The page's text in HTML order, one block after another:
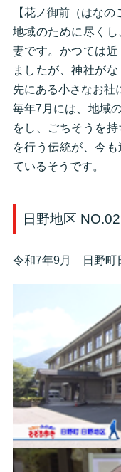
【花ノ御前（はなの
地域のために尽く
妻です。かつては
ましたが、神社が
先にある小さなお社
毎年7月には、地域
をし、ごちそうを
を行う伝統が、今
ているそうです。
日野地区 NO.02
令和7年9月 日野町